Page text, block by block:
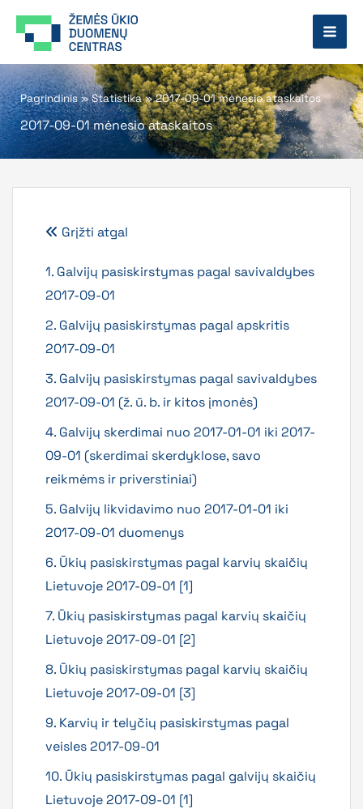
prie
Pagrindinis»Statistika»2017-09-01 mėnesio ataskaitos
2017-09-01 mėnesio ataskaitos
Grįžti atgal
1. Galvijų pasiskirstymas pagal savivaldybes
2017-09-01
2. Galvijų pasiskirstymas pagal apskritis
2017-09-01
3. Galvijų pasiskirstymas pagal savivaldybes
2017-09-01 (ž. ū. b. ir kitos įmonės)
4. Galvijų skerdimai nuo 2017-01-01 iki 2017-
09-01 (skerdimai skerdyklose, savo
reikmėms ir priverstiniai)
5. Galvijų likvidavimo nuo 2017-01-01 iki
2017-09-01 duomenys
6. Ūkių pasiskirstymas pagal karvių skaičių
Lietuvoje 2017-09-01 [1]
7. Ūkių pasiskirstymas pagal karvių skaičių
Lietuvoje 2017-09-01 [2]
8. Ūkių pasiskirstymas pagal karvių skaičių
Lietuvoje 2017-09-01 [3]
9. Karvių ir telyčių pasiskirstymas pagal
veisles 2017-09-01
10. Ūkių pasiskirstymas pagal galvijų skaičių
Lietuvoje 2017-09-01 [1]